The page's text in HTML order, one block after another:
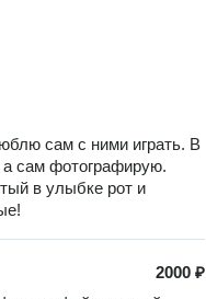
сам с ними играть. В
а сам фотографирую.
в улыбке рот и
2000 ₽